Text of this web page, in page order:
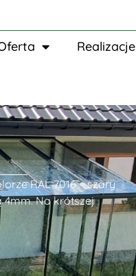
Realizacje
RAL 7016 – szary
Na krótszej